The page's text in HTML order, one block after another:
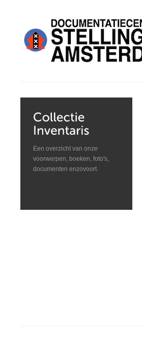
Een overzicht van onze
voorwerpen, boeken, foto's,
documenten enzovoort.